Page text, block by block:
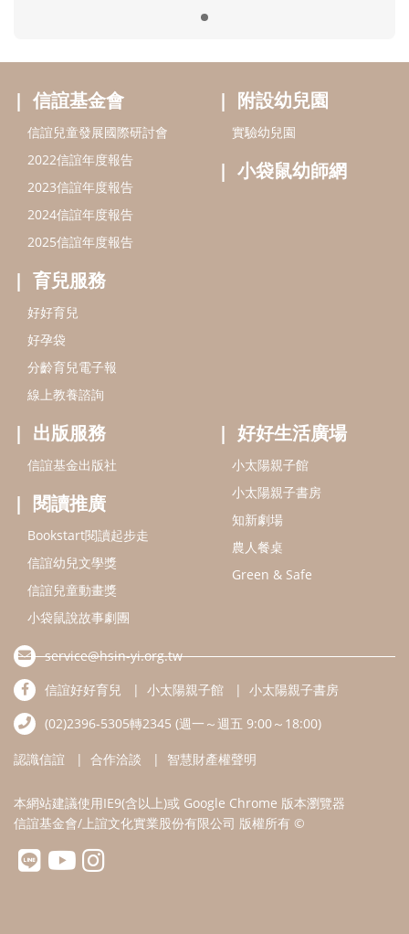
好孕袋
分齡育兒電子報
線上教養諮詢
出版服務
信誼基金出版社
閱讀推廣
Bookstart閱讀起步走
信誼幼兒文學獎
信誼兒童動畫獎
小袋鼠說故事劇團
service@hsin-yi.org.tw
信誼好好育兒
小太陽親子書房
(02)2396-5305轉2345 (週一～週五 9:00～18:00)
認識信誼 合作洽談 智慧財產權聲明
本網站建議使用IE9(含以上)或 Google Chrome 版本瀏覽器
信誼基金會/上誼文化實業股份有限公司 版權所有 ©